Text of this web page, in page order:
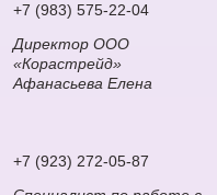
+7 (983) 575-22-04
Директор ООО
«Корастрейд»
Афанасьева Елена
+7 (923) 272-05-87